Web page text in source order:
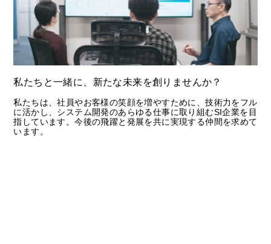
私たちと一緒に、新たな未来を創りませんか？
私たちは、社員やお客様の笑顔を増やすために、技術力をフル
に活かし、システム開発のあらゆる仕事に取り組むSI企業を目
指しています。今後の飛躍と発展を共に実現する仲間を求めて
います。